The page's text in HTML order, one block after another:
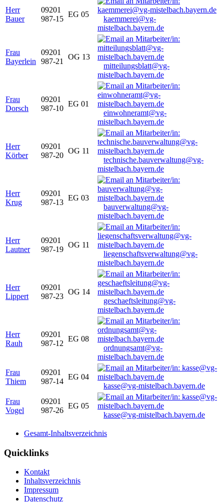
Herr
Bauer
09201
987-15
EG 05
kaemmerei@vg-
mistelbach.bayern.de
Frau
Bayerlein
09201
987-21
OG 13
mitteilungsblatt@vg-
mistelbach.bayern.de
Frau
Dorsch
09201
987-10
EG 01
einwohneramt@vg-
mistelbach.bayern.de
Herr
Körber
09201
987-20
OG 11
technische.bauverwaltung@vg-
mistelbach.bayern.de
Herr
Krug
09201
987-13
EG 03
bauverwaltung@vg-
mistelbach.bayern.de
Herr
Lautner
09201
987-19
OG 11
liegenschaftsverwaltung@vg-
mistelbach.bayern.de
Herr
Lippert
09201
987-23
OG 14
geschaeftsleitung@vg-
mistelbach.bayern.de
Herr
Rauh
09201
987-12
EG 08
ordnungsamt@vg-
mistelbach.bayern.de
Frau
Thiem
09201
987-14
EG 04
kasse@vg-mistelbach.bayern.de
Frau
Vogel
09201
987-26
EG 05
kasse@vg-mistelbach.bayern.de
Gesamt-Inhaltsverzeichnis
Quicklinks
Kontakt
Inhaltsverzeichnis
Impressum
Datenschutz